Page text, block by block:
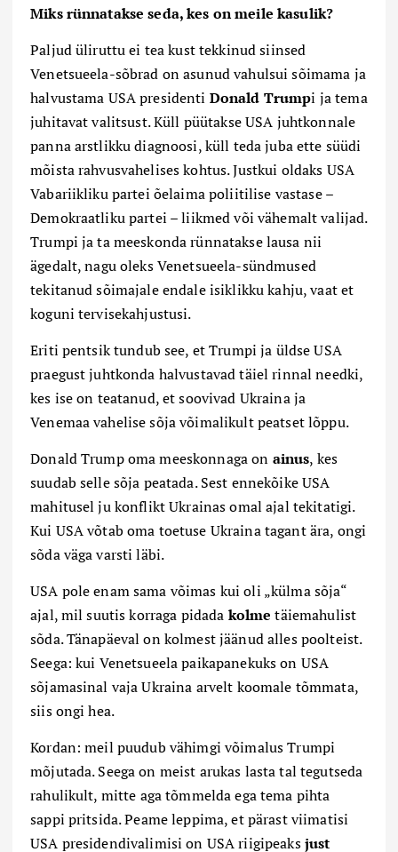
Miks rünnatakse seda, kes on meile kasulik?
Paljud üliruttu ei tea kust tekkinud siinsed
Venetsueela-sõbrad on asunud vahulsui sõimama ja
halvustama USA presidenti Donald Trumpi ja tema
juhitavat valitsust. Küll püütakse USA juhtkonnale
panna arstlikku diagnoosi, küll teda juba ette süüdi
mõista rahvusvahelises kohtus. Justkui oldaks USA
Vabariikliku partei õelaima poliitilise vastase –
Demokraatliku partei – liikmed või vähemalt valijad.
Trumpi ja ta meeskonda rünnatakse lausa nii
ägedalt, nagu oleks Venetsueela-sündmused
tekitanud sõimajale endale isiklikku kahju, vaat et
koguni tervisekahjustusi.
Eriti pentsik tundub see, et Trumpi ja üldse USA
praegust juhtkonda halvustavad täiel rinnal needki,
kes ise on teatanud, et soovivad Ukraina ja
Venemaa vahelise sõja võimalikult peatset lõppu.
Donald Trump oma meeskonnaga on ainus, kes
suudab selle sõja peatada. Sest ennekõike USA
mahitusel ju konflikt Ukrainas omal ajal tekitatigi.
Kui USA võtab oma toetuse Ukraina tagant ära, ongi
sõda väga varsti läbi.
USA pole enam sama võimas kui oli „külma sõja“
ajal, mil suutis korraga pidada kolme täiemahulist
sõda. Tänapäeval on kolmest jäänud alles poolteist.
Seega: kui Venetsueela paikapanekuks on USA
sõjamasinal vaja Ukraina arvelt koomale tõmmata,
siis ongi hea.
Kordan: meil puudub vähimgi võimalus Trumpi
mõjutada. Seega on meist arukas lasta tal tegutseda
rahulikult, mitte aga tõmmelda ega tema pihta
sappi pritsida. Peame leppima, et pärast viimatisi
USA presidendivalimisi on USA riigipeaksjust